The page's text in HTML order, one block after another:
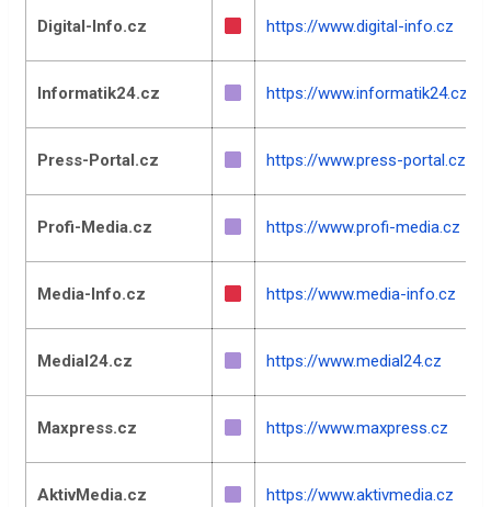
Digital-Info.cz https://www.digital-info.cz
Informatik24.cz https://www.informatik24.cz
Press-Portal.cz https://www.press-portal.cz
Profi-Media.cz https://www.profi-media.cz
Media-Info.cz https://www.media-info.cz
Medial24.cz https://www.medial24.cz
Maxpress.cz https://www.maxpress.cz
AktivMedia.cz https://www.aktivmedia.cz